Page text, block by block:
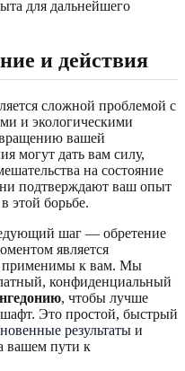
для дальнейшего
и действия
сложной проблемой с
и экологическими
вашей
могут дать вам силу,
на состояние
подтверждают ваш опыт
этой борьбе.
шаг — обретение
является
применимы к вам. Мы
конфиденциальный
, чтобы лучше
Это простой, быстрый
результаты и
вашем пути к